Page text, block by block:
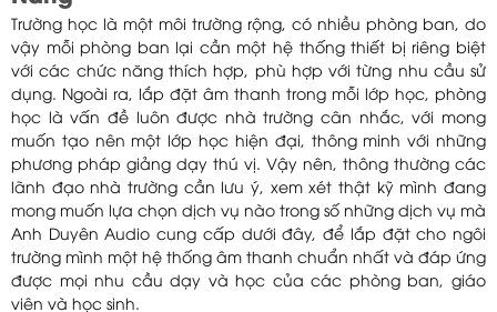
Trường học là một môi trường rộng, có nhiều phòng ban, do
vậy mỗi phòng ban lại cần một hệ thống thiết bị riêng biệt
với các chức năng thích hợp, phù hợp với từng nhu cầu sử
dụng. Ngoài ra, lắp đặt âm thanh trong mỗi lớp học, phòng
học là vấn đề luôn được nhà trường cân nhắc, với mong
muốn tạo nên một lớp học hiện đại, thông minh với những
phương pháp giảng dạy thú vị. Vậy nên, thông thường các
lãnh đạo nhà trường cần lưu ý, xem xét thật kỹ mình đang
mong muốn lựa chọn dịch vụ nào trong số những dịch vụ mà
Anh Duyên Audio cung cấp dưới đây, để lắp đặt cho ngôi
trường mình một hệ thống âm thanh chuẩn nhất và đáp ứng
được mọi nhu cầu dạy và học của các phòng ban, giáo
viên và học sinh.